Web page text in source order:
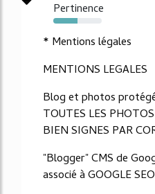
Pertinence
50%
* Mentions légales
MENTIONS LEGALES
Blog et photos
TOUTES LES
BIEN SIGNES PAR
"Blogger" CMS de
associé à GOOGLE SEO